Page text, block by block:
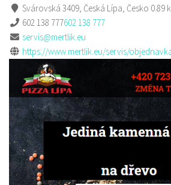
Svárovská 3409, Česká Lípa, Česko 0.89
602 138 777602 138 777
servis@mertlik.eu
https://www.mertlik.eu/servis/